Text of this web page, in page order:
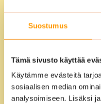
Suostumus
Tämä sivusto käyttää
Käytämme evästeitä
sosiaalisen median
analysoimiseen. Lisäksi
Voitte ulkoistaa
Laadimme
me hoidamme
ammattitaitoiset
varmistavat, että
jälkeen puhtaat,